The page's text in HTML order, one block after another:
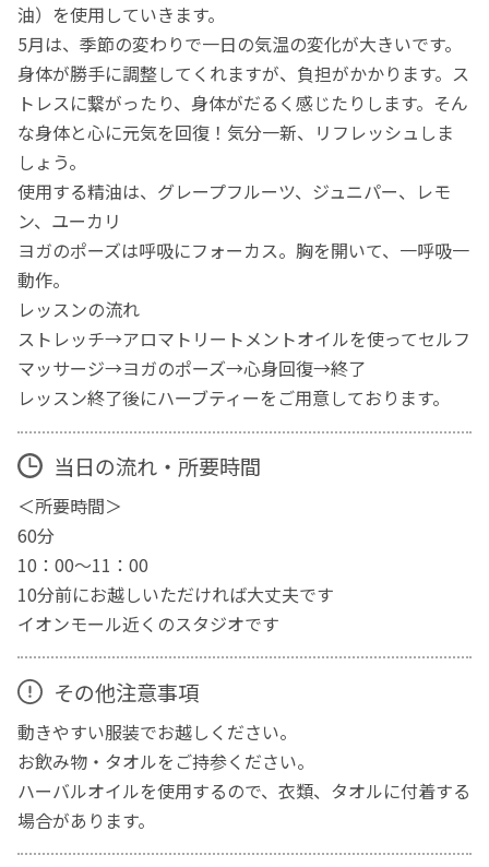
油）を使用していきます。
5月は、季節の変わりで一日の気温の変化が大きいです。
身体が勝手に調整してくれますが、負担がかかります。ス
トレスに繋がったり、身体がだるく感じたりします。そん
な身体と心に元気を回復！気分一新、リフレッシュしま
しょう。
使用する精油は、グレープフルーツ、ジュニパー、レモ
ン、ユーカリ
ヨガのポーズは呼吸にフォーカス。胸を開いて、一呼吸一
動作。
レッスンの流れ
ストレッチ→アロマトリートメントオイルを使ってセルフ
マッサージ→ヨガのポーズ→心身回復→終了
レッスン終了後にハーブティーをご用意しております。
当日の流れ・所要時間
＜所要時間＞
60分
10：00～11：00
10分前にお越しいただければ大丈夫です
イオンモール近くのスタジオです
その他注意事項
動きやすい服装でお越しください。
お飲み物・タオルをご持参ください。
ハーバルオイルを使用するので、衣類、タオルに付着する
場合があります。